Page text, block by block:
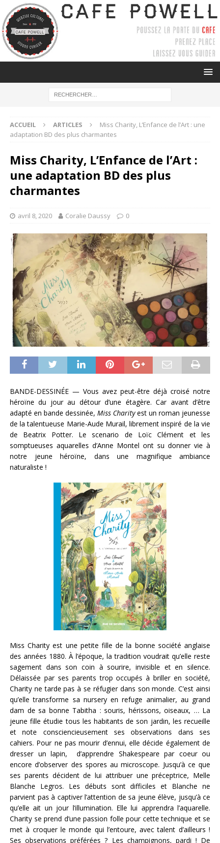
ACCUEIL ARTICLES
Miss Charity, L’Enfance de l’Art : une
adaptation BD des plus charmantes
Miss Charity, L’Enfance de l’Art :
une adaptation BD des plus
charmantes
avril 8, 2020 Coralie Daussy 0
BANDE-DESSINÉE — Vous avez peut-être déjà croisé notre
héroïne du jour au détour d’une étagère. Car avant d’être
adapté en bande dessinée, Miss Charityest un roman jeunesse
de la talentueuse Marie-Aude Murail, librement inspiré de la vie
de Beatrix Potter. Le scenario de Loïc Clément et les
somptueuses aquarelles d’Anne Montel ont su donner vie à
notre jeune héroïne, dans une magnifique ambiance
naturaliste !
Miss Charity est une petite fille de la bonne société anglaise
des années 1880. À l’époque, la tradition voudrait qu’elle reste
sagement dans son coin à sourire, invisible et en silence.
Délaissée par ses parents trop occupés à briller en société,
Charity ne tarde pas à se réfugier dans son monde. C’est ainsi
qu’elle transforme sa nursery en refuge animalier, au grand
dam de sa bonne Tabitha : souris, hérissons, oiseaux, … La
jeune fille étudie tous les habitants de son jardin, les recueille
et note consciencieusement ses observations dans ses
cahiers. Pour ne pas mourir d’ennui, elle décide également de
dresser un lapin, d’apprendre Shakespeare par coeur ou
encore d’observer des spores au microscope. Jusqu’à ce que
ses parents décident de lui attribuer une préceptrice, Melle
Blanche Legros. Les débuts sont difficiles et Blanche ne
parvient pas à captiver l’attention de sa jeune élève, jusqu’à ce
qu’elle ait un jour l’illumination. Elle lui apprendra l’aquarelle.
Charity se prend d’une passion folle pour cette technique et se
met à croquer le monde qui l’entoure, avec talent d’ailleurs !
Ses observations préférées ? Les champignons, pardi ! De